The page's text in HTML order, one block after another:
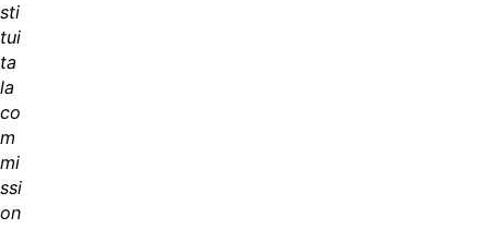
sti
tui
ta
la
co
m
mi
ssi
on